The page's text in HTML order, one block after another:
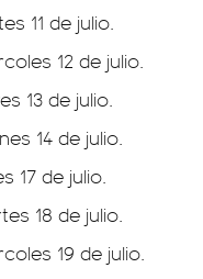
11 de julio.
12 de julio.
13 de julio.
14 de julio.
17 de julio.
18 de julio.
19 de julio.